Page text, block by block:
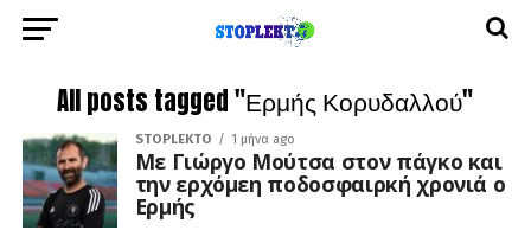
All posts tagged "Ερμής Κορυδαλλού"
STOPLEKTO 1 μήνα ago
Με Γιώργο Μούτσα στον πάγκο και
την ερχόμεη ποδοσφαιρκή χρονιά ο
Ερμής